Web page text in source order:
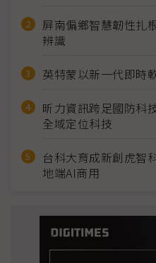
屏南偏鄉智慧韌性扎
辨識
英特蒙以新一代即時
昕力資訊跨足國防科
全域定位科技
台科大育成新創虎智
地端AI商用